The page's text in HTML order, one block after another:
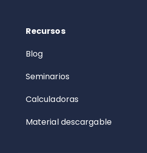
Recursos
Blog
Seminarios
Calculadoras
Material descargable